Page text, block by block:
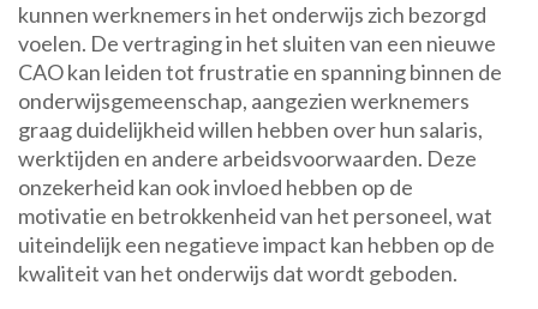
kunnen werknemers in het onderwijs zich bezorgd
voelen. De vertraging in het sluiten van een nieuwe
CAO kan leiden tot frustratie en spanning binnen de
onderwijsgemeenschap, aangezien werknemers
graag duidelijkheid willen hebben over hun salaris,
werktijden en andere arbeidsvoorwaarden. Deze
onzekerheid kan ook invloed hebben op de
motivatie en betrokkenheid van het personeel, wat
uiteindelijk een negatieve impact kan hebben op de
kwaliteit van het onderwijs dat wordt geboden.